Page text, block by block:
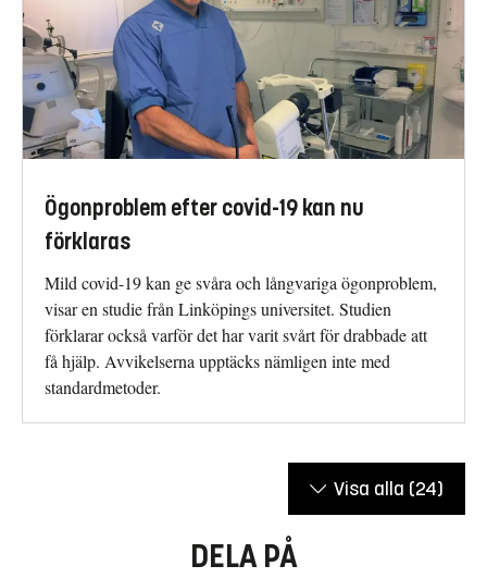
Ögonproblem efter covid-19 kan nu
förklaras
Mild covid-19 kan ge svåra och långvariga ögonproblem,
visar en studie från Linköpings universitet. Studien
förklarar också varför det har varit svårt för drabbade att
få hjälp. Avvikelserna upptäcks nämligen inte med
standardmetoder.
Visa alla (24)
DELA PÅ